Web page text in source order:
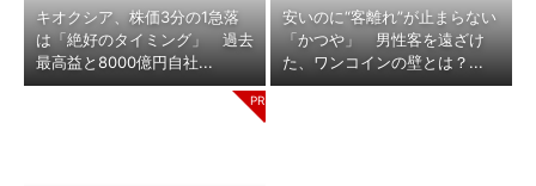
キオクシア、株価3分の1急落
は「絶好のタイミング」 過去
最高益と8000億円自社...
安いのに“客離れ”が止まらない
「かつや」 男性客を遠ざけ
た、ワンコインの壁とは？...